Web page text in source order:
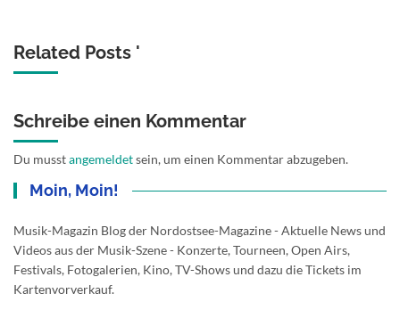
Related Posts '
Schreibe einen Kommentar
Du musstangemeldetsein, um einen Kommentar abzugeben.
Moin, Moin!
Musik-Magazin Blog der Nordostsee-Magazine - Aktuelle News und
Videos aus der Musik-Szene - Konzerte, Tourneen, Open Airs,
Festivals, Fotogalerien, Kino, TV-Shows und dazu die Tickets im
Kartenvorverkauf.